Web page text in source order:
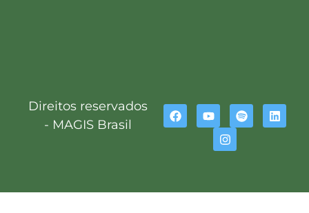
Direitos reservados
- MAGIS Brasil